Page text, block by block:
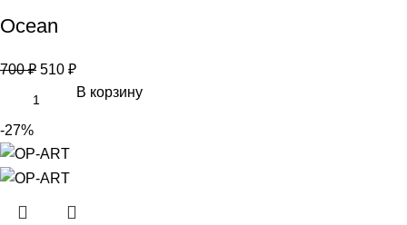
Ocean
700₽ 510 ₽
В корзину
-27%